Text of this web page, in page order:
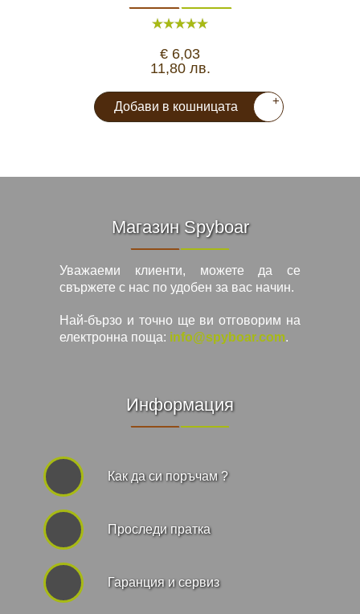
€ 6,03
11,80 лв.
Добави в кошницата +
Магазин Spyboar
Уважаеми клиенти, можете да се
свържете с нас по удобен за вас начин.
Най-бързо и точно ще ви отговорим на
електронна поща: info@spyboar.com.
Информация
Как да си поръчам ?
Проследи пратка
Гаранция и сервиз